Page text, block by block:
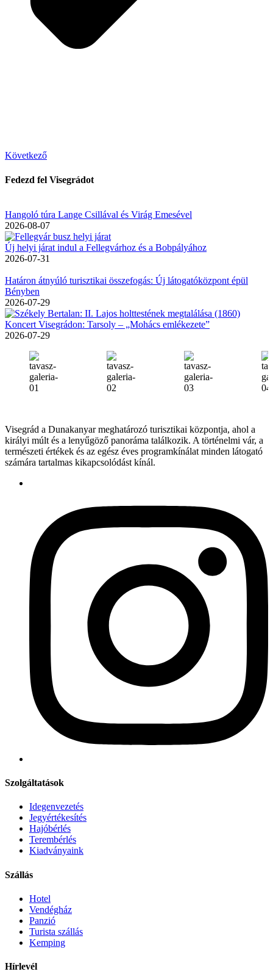
Következő
Fedezd fel Visegrádot
Hangoló túra Lange Csillával és Virág Emesével
2026-08-07
Új helyi járat indul a Fellegvárhoz és a Bobpályához
2026-07-31
Határon átnyúló turisztikai összefogás: Új látogatóközpont épül
Bényben
2026-07-29
Koncert Visegrádon: Tarsoly – „Mohács emlékezete”
2026-07-29
Visegrád a Dunakanyar meghatározó turisztikai központja, ahol a
királyi múlt és a lenyűgöző panoráma találkozik. A történelmi vár, a
természeti értékek és az egész éves programkínálat minden látogató
számára tartalmas kikapcsolódást kínál.
Szolgáltatások
Idegenvezetés
Jegyértékesítés
Hajóbérlés
Terembérlés
Kiadványaink
Szállás
Hotel
Vendégház
Panzió
Turista szállás
Kemping
Hírlevél